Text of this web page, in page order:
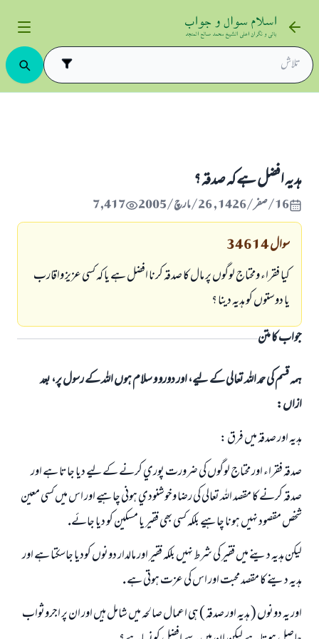
ہديہ افضل ہے كہ صدقہ ؟
16/صفر/1426 , 26/مارچ/2005 7,417
سوال34614
كيا فقراء ومحتاج لوگوں پر مال كا صدقہ كرنا افضل ہے يا كہ كسي عزيز واقارب
يا دوستوں كو ہديہ دينا ؟
جواب کا متن
ہمہ قسم کی حمد اللہ تعالی کے لیے، اور دورو و سلام ہوں اللہ کے رسول پر، بعد
ازاں:
ہديہ اور صدقہ ميں فرق :
صدقہ فقراء اور محتاج لوگوں كي ضرورت پوري كرنے كےليے ديا جاتا ہے اور
صدقہ كرنے كا مقصد اللہ تعالي كي رضا وخوشنودي ہوني چاہيے اور اس ميں كسي معين
شخص مقصود نہيں ہونا چاہيے بلكہ كسي بھي فقير يا مسكين كو ديا جائے.
ليكن ہديہ دينے ميں فقير كي شرط نہيں بلكہ فقير اور مالدار دونوں كوديا جاسكتا ہے اور
ہديہ دينے كا مقصد محبت اور اس كي عزت ہوتي ہے .
اور يہ دونوں ( ہديہ اور صدقہ ) ہي اعمال صالحہ ميں شامل ہيں اور ان پر اجروثواب